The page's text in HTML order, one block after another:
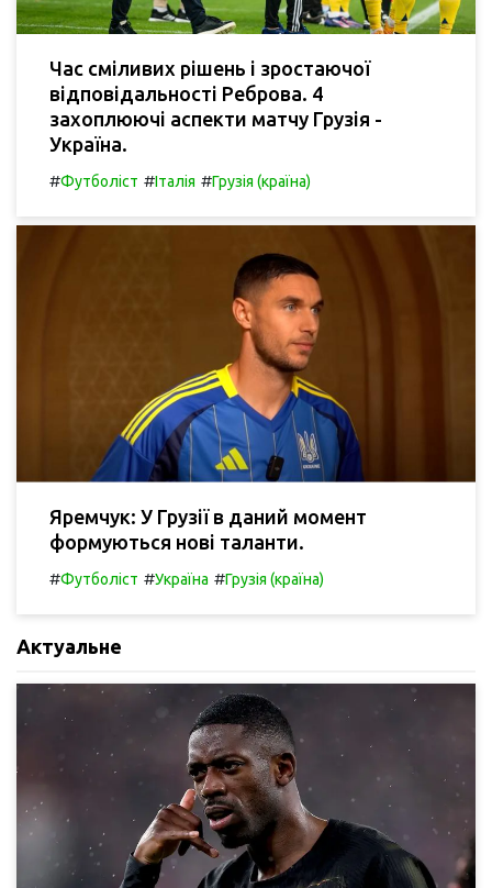
Час сміливих рішень і зростаючої
відповідальності Реброва. 4
захоплюючі аспекти матчу Грузія -
Україна.
#Футболіст #Італія #Грузія (країна)
Яремчук: У Грузії в даний момент
формуються нові таланти.
#Футболіст #Україна #Грузія (країна)
Актуальне